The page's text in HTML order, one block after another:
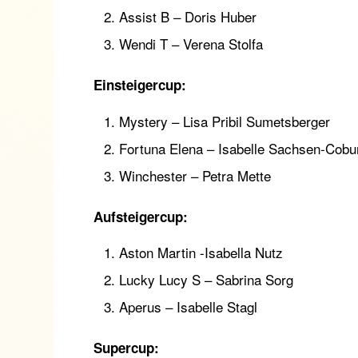
Assist B – Doris Huber
Wendi T – Verena Stolfa
Einsteigercup:
Mystery – Lisa Pribil Sumetsberger
Fortuna Elena – Isabelle Sachsen-
Winchester – Petra Mette
Aufsteigercup:
Aston Martin -Isabella Nutz
Lucky Lucy S – Sabrina Sorg
Aperus – Isabelle Stagl
Supercup: